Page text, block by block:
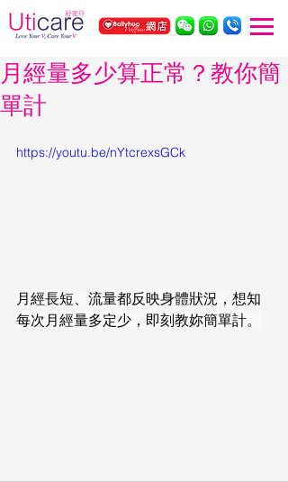
月經量多少算正常？教你簡
單計
https://youtu.be/nYtcrexsGCk
月經長短、流量都反映身體狀況，想知
每次月經量多定少，即刻教妳簡單計。